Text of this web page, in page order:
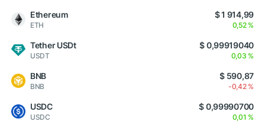
Ethereum
ETH
$ 1 914,99
0,52 %
Tether USDt
USDT
$ 0,99919040
0,03 %
BNB
BNB
$ 590,87
-0,42 %
USDC
USDC
$ 0,99990700
0,01 %